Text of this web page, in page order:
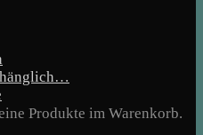
Produkte im Warenkorb.